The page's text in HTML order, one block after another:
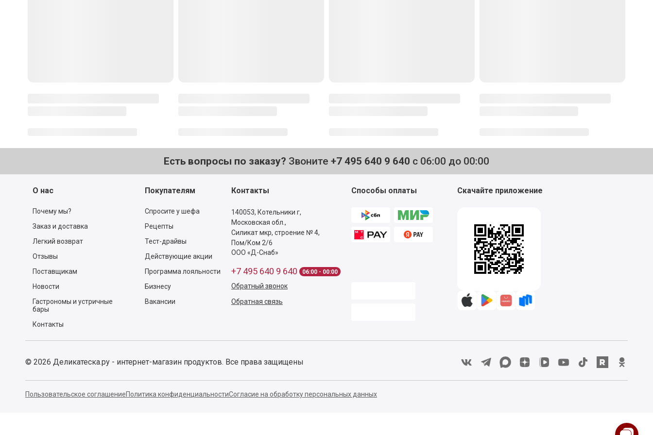
Есть вопросы по заказу? Звоните +7 495 640 9 640 с 06:00 до 00:00
О нас
Почему мы?
Заказ и доставка
Легкий возврат
Отзывы
Поставщикам
Новости
Гастрономы и устричные
бары
Контакты
Покупателям
Спросите у шефа
Рецепты
Тест-драйвы
Действующие акции
Программа лояльности
Бизнесу
Вакансии
Контакты
140053, Котельники г,
Московская обл.,
Силикат мкр, строение № 4,
Пом/Ком 2/6
ООО «Д-Снаб»
+7 495 640 9 640 06:00 - 00:00
Обратный звонок
Обратная связь
Способы оплаты Скачайте приложение
© 2026 Деликатеска.ру - интернет-магазин продуктов. Все права защищены
Пользовательское соглашениеПолитика конфиденциальностиСогласие на обработку персональных данных